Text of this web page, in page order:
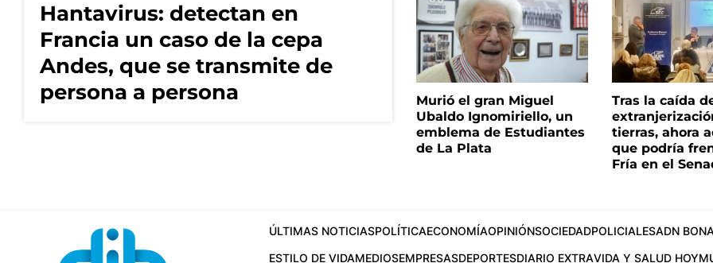
Hantavirus: detectan en
Francia un caso de la cepa
Andes, que se transmite de
persona a persona
Murió el gran Miguel
Ubaldo Ignomiriello, un
emblema de Estudiantes
de La Plata
Tras la caída
tierras, ahora
que podría
Fría en el
ÚLTIMAS NOTICIASPOLÍTICAECONOMÍAOPINIÓNSOCIEDADPOLICIALESADN
ESTILO DE VIDAMEDIOSEMPRESASDEPORTESDIARIO EXTRAVIDA Y SALUD HOY